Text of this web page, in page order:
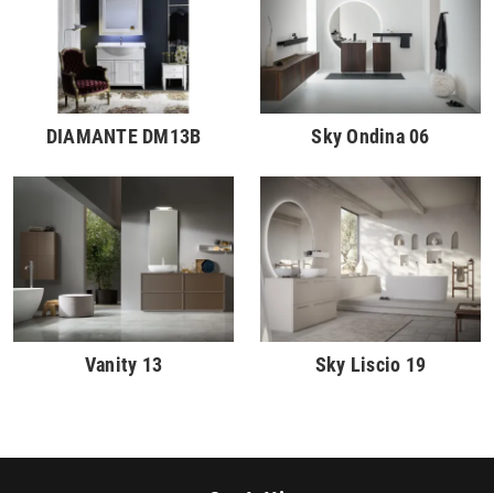
DIAMANTE DM13B Sky Ondina 06
Vanity 13 Sky Liscio 19